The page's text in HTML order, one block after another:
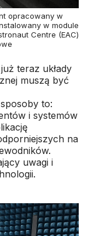
opracowany w
w module
Centre (EAC)
teraz układy
muszą być
to:
i systemów
na
uwagi i